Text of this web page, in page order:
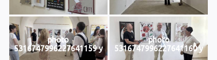
photo
5316747996227641159 y
photo
5316747996227641160 y